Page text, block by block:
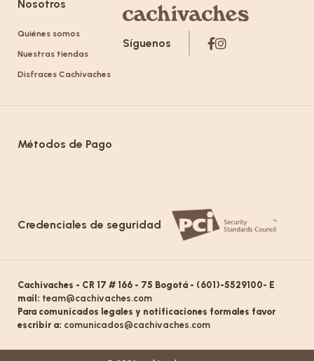
Nosotros
Quiénes somos
Nuestras tiendas
Disfraces Cachivaches
Síguenos
Métodos de Pago
Credenciales de seguridad
Cachivaches - CR 17 # 166 - 75 Bogotá - (601)-5529100- E
mail: team@cachivaches.com
Para comunicados legales y notificaciones formales favor
escribir a: comunicados@cachivaches.com